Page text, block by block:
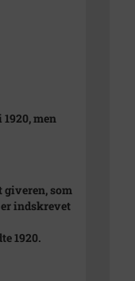
men
giveren, som
er indskrevet
1920.